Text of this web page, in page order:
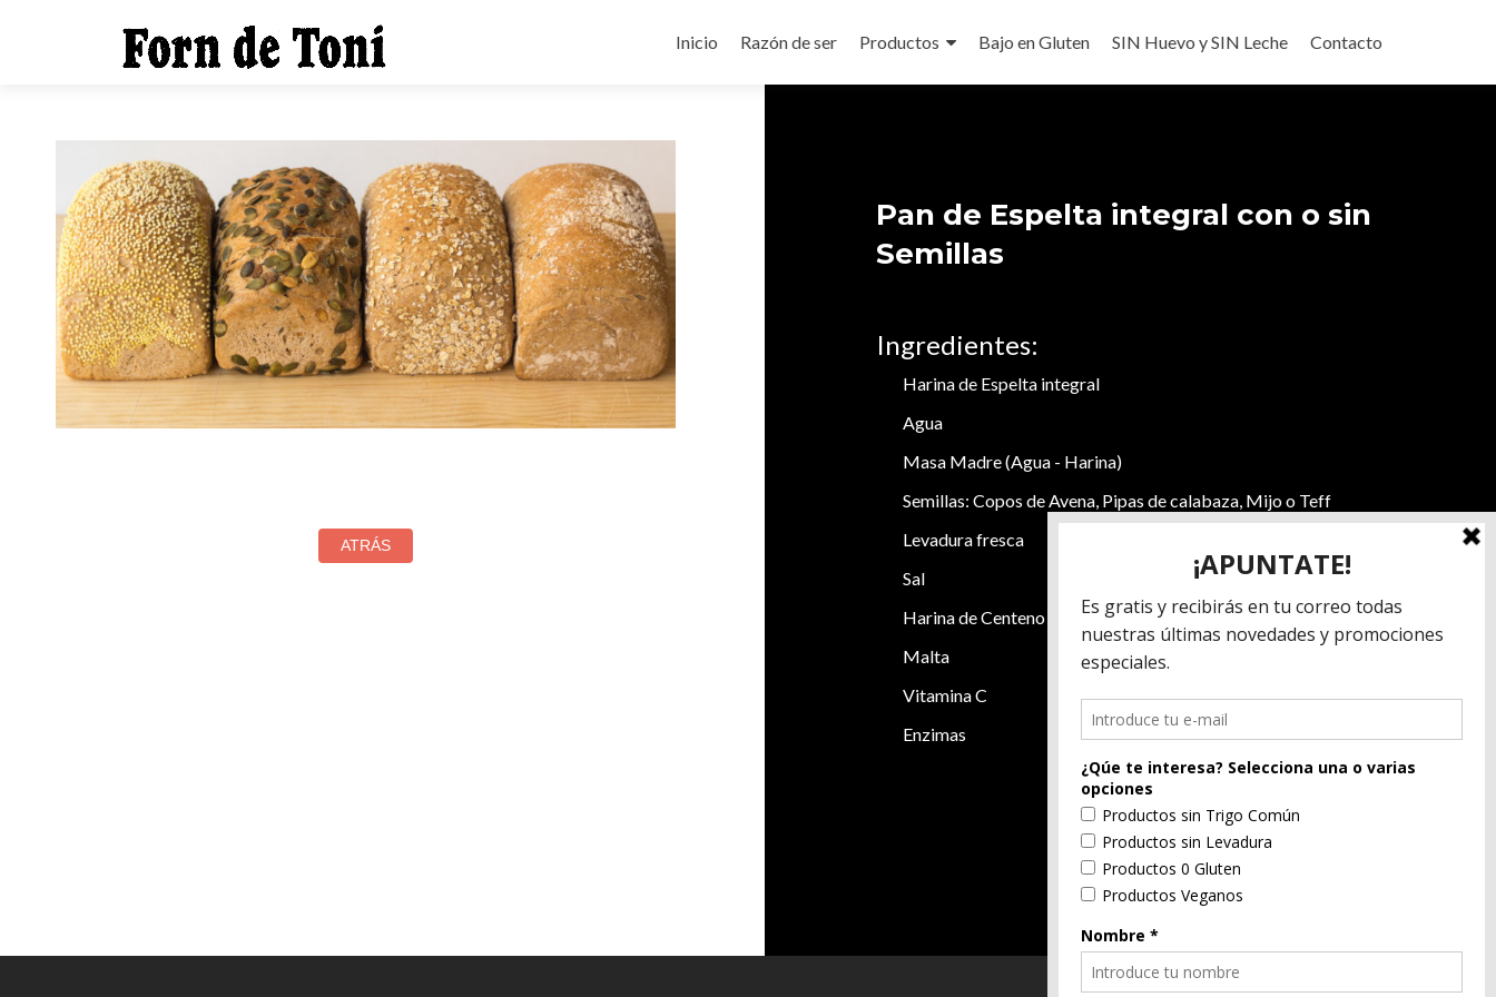
al
Inicio Razón de ser Productos Bajo en Gluten SIN Huevo y SIN Leche Contacto
Pan de Espelta integral con o sin
Semillas
Ingredientes:
Harina de Espelta integral
Agua
Masa Madre (Agua - Harina)
Semillas: Copos de Avena, Pipas de calabaza, Mijo o Teff
Levadura fresca
Sal
Harina de Centeno
Malta
Vitamina C
Enzimas
Alérgenos: Gluten